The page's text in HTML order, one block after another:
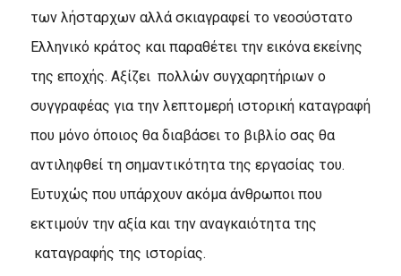
των λήσταρχων αλλά σκιαγραφεί το νεοσύστατο
Ελληνικό κράτος και παραθέτει την εικόνα εκείνης
της εποχής. Αξίζει πολλών συγχαρητήριων ο
συγγραφέας για την λεπτομερή ιστορική καταγραφή
που μόνο όποιος θα διαβάσει το βιβλίο σας θα
αντιληφθεί τη σημαντικότητα της εργασίας του.
Ευτυχώς που υπάρχουν ακόμα άνθρωποι που
εκτιμούν την αξία και την αναγκαιότητα της
καταγραφής της ιστορίας.